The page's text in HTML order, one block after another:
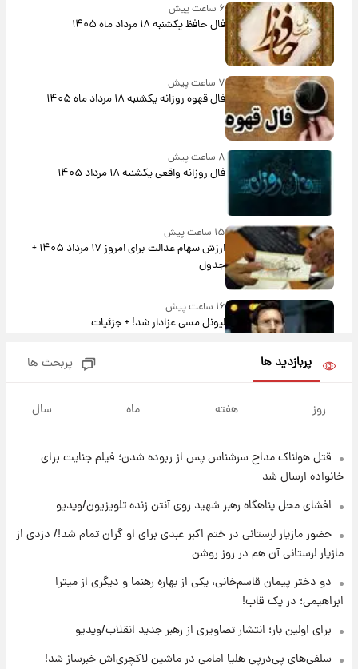
۶ ساعت پیش
فال حافظ یکشنبه ۱۸ مرداد ماه ۱۴۰۵
۷ ساعت پیش
فال قهوه روزانه یکشنبه ۱۸ مرداد ماه ۱۴۰۵
۸ ساعت پیش
فال روزانه واقعی یکشنبه ۱۸ مرداد ۱۴۰۵
۱۵ ساعت پیش
ارزش سهام عدالت برای امروز ۱۷ مرداد ۱۴۰۵ +
جدول
۱۶ ساعت پیش
لیونل مسی عزادار شد! + جزئیات
جهانی در آمریکا + فیلم
۱۹ ساعت پیش
۱۹ ساعت پیش
تصاویر عمامه بستن به شیوه خاتمی/ویدیو
افشای محل پناهگاه‌ رهبر شهید روی آنتن زنده
تلویزیون/ویدیو
پربازدید ها پربحث ها
روز هفته ماه سال
قتل هولناک مداح سرشناس پس از ربوده شدن؛ فیلم جنایت برای
خانواده ارسال شد
افشای محل پناهگاه‌ رهبر شهید روی آنتن زنده تلویزیون/ویدیو
حضور مازیار لرستانی در ختم اکبر عبدی برای او گران تمام شد!/ دزدی از
مازیار لرستانی آن هم در روز روشن
دو دختر پیمان قاسم‌خانی، یکی از بهاره رهنما و دیگری از میترا
ابراهیمی؛ در یک قاب!
برای اولین بار؛ انتشار تصاویری از رهبر جدید انقلاب/ویدیو
سلفی‌های پی‌درپی هلیا امامی در ماشین لاکچری‌اش خبرساز شد!